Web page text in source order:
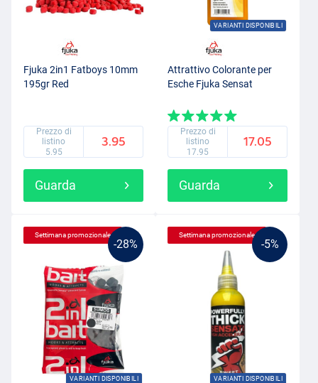
Fjuka 2in1 Fatboys 10mm
195gr Red
Prezzo di
listino
5.95
3.95
Guarda
VARIANTI DISPONIBILI
Attrattivo Colorante per
Esche Fjuka Sensat
Prezzo di
listino
17.95
17.05
Guarda
-28%
VARIANTI DISPONIBILI
Settimana promozionale
-5%
VARIANTI DISPONIBILI
Settimana promozionale